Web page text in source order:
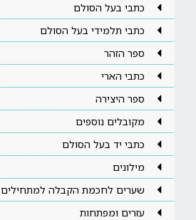
כתבי בעל הסולם
כתבי תלמידי בעל הסולם
ספר הזהר
כתבי הארי
ספר היצירה
מקובלים נוספים
כתבי יד בעל הסולם
מילונים
שערים לחכמת הקבלה למתחילים
עזרים ומפתחות